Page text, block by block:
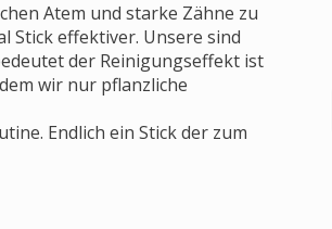
Atem und starke Zähne zu
Stick effektiver. Unsere sind
der Reinigungseffekt ist
wir nur pflanzliche
Endlich ein Stick der zum